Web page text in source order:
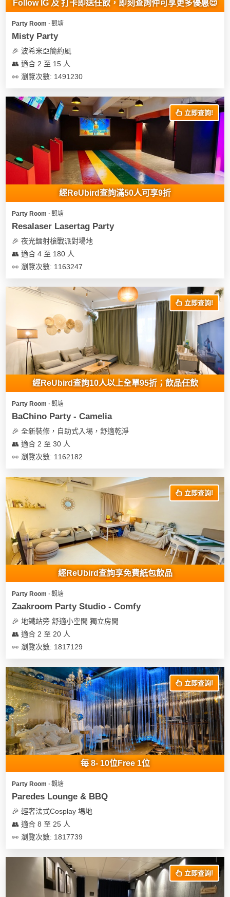
Follow IG 及 打卡即送任飲，即刻查詢仲可享更多優惠😍
Party Room ∙ 觀塘
Misty Party
🎉 波希米亞簡約風
👥 適合 2 至 15 人
👀 瀏覽次數: 1491230
立即查詢!
經ReUbird查詢滿50人可享9折
Party Room ∙ 觀塘
Resalaser Lasertag Party
🎉 夜光鐳射槍戰派對場地
👥 適合 4 至 180 人
👀 瀏覽次數: 1163247
立即查詢!
經ReUbird查詢10人以上全單95折；飲品任飲
Party Room ∙ 觀塘
BaChino Party - Camelia
🎉 全新裝修，自助式入埸，舒適乾淨
👥 適合 2 至 30 人
👀 瀏覽次數: 1162182
立即查詢!
經ReUbird查詢享免費紙包飲品
Party Room ∙ 觀塘
Zaakroom Party Studio - Comfy
🎉 地鐵站旁 舒適小空間 獨立房間
👥 適合 2 至 20 人
👀 瀏覽次數: 1817129
立即查詢!
每 8- 10位Free 1位
Party Room ∙ 觀塘
Paredes Lounge & BBQ
🎉 輕奢法式Cosplay 埸地
👥 適合 8 至 25 人
👀 瀏覽次數: 1817739
立即查詢!